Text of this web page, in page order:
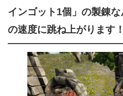
インゴット1個」の製錬
の速度に跳ね上がります！